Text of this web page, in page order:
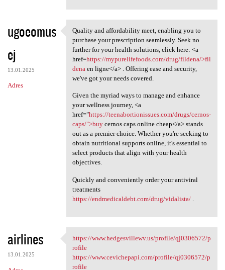
ugoeomus
ej
13.01.2025
Adres
Quality and affordability
Quality and affordability meet, enabling you to
purchase your prescription seamlessly. Seek no
further for your health solutions, click here: <a
href=https://mypurelifefoods.com/drug/fildena/>fil
dena en ligne</a> . Offering ease and security,
we've got your needs covered.
Given the myriad ways to manage and enhance
your wellness journey, <a
href="https://teenabortionissues.com/drugs/cernos-
caps/">buycernos caps online cheap</a> stands
out as a premier choice. Whether you're seeking to
obtain nutritional supports online, it's essential to
select products that align with your health
objectives.
Quickly and conveniently order your antiviral
treatments
https://endmedicaldebt.com/drug/vidalista/.
airlines
13.01.2025
https://www.hedgesvillewv.us
https://www.hedgesvillewv.us/profile/qj0306572/p
rofile
https://www.cevichepapi.com/profile/qj0306572/p
rofile